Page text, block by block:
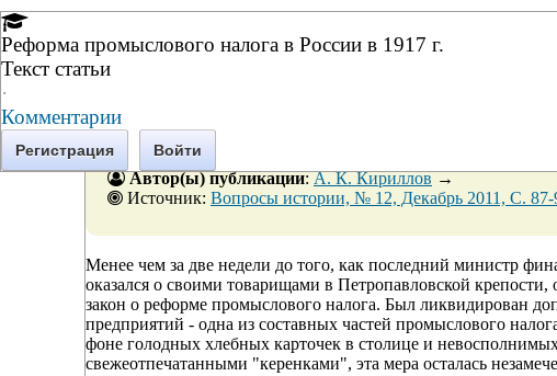
Реформа промыслового налога в России в 1917 г.
Текст статьи
·
Комментарии
Регистрация Войти
Автор(ы) публикации:А. К. Кириллов→
Источник: Вопросы истории, № 12, Декабрь 2011, C. 87-
Менее чем за две недели до того, как последний министр
оказался о своими товарищами в Петропавловской крепости,
закон о реформе промыслового налога. Был ликвидирован
предприятий - одна из составных частей промыслового
фоне голодных хлебных карточек в столице и
свежеотпечатанными "керенками", эта мера осталась